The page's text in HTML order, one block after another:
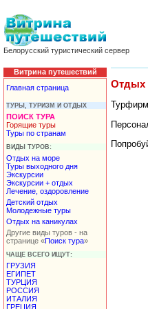
Белорусский туристический сервер
Витрина путешествий
Главная страница
ТУРЫ, ТУРИЗМ И ОТДЫХ
ПОИСК ТУРА
Горящие туры
Туры по странам
ВИДЫ ТУРОВ:
Отдых на море
Туры выходного дня
Экскурсии
Экскурсии + отдых
Лечение, оздоровление
Детский отдых
Молодежные туры
Отдых на каникулах
Другие виды туров - на
странице «Поиск тура»
ЧАЩЕ ВСЕГО ИЩУТ:
ГРУЗИЯ
ЕГИПЕТ
ТУРЦИЯ
РОССИЯ
ИТАЛИЯ
ГРЕЦИЯ
Отдых